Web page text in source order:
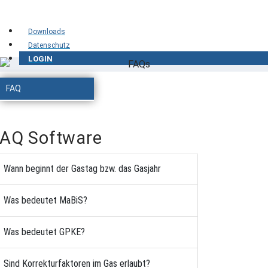
Downloads
Datenschutz
LOGIN
FAQ
Software
Wann beginnt der Gastag bzw. das Gasjahr
Was bedeutet MaBiS?
Was bedeutet GPKE?
Sind Korrekturfaktoren im Gas erlaubt?